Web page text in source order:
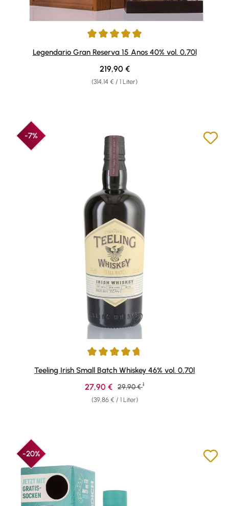
Durchschnittliche Bewertung von 5 von 5 Sternen
Legendario Gran Reserva 15 Anos 40% vol. 0,70l
(314,14 € / 1 Liter)
Regulärer Preis:
219,90 €
-7%
Durchschnittliche Bewertung von 4.79 von 5 Sternen
Teeling Irish Small Batch Whiskey 46% vol. 0,70l
(39,86 € / 1 Liter)
Verkaufspreis:
27,90 € Regulärer Preis:
29,90 € 1
-20%